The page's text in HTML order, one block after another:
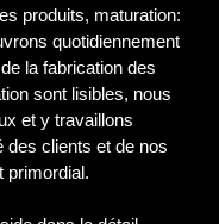
produits, maturation:
quotidiennement
la fabrication des
sont lisibles, nous
et y travaillons
des clients et de nos
primordial.